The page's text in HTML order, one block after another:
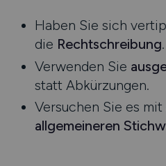
Nordrhein-Westfalen
Rheinland-Pfalz
Saarland
Sachsen
Sachsen-Anhalt
Schleswig-Holstein
Haben Sie sich
die Rechtschreibung.
Verwenden Sie
statt Abkürzungen.
Versuchen Sie es
allgemeineren